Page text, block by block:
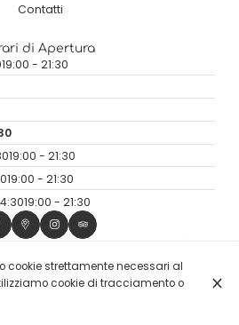
Contatti
di Apertura
19:00 - 21:30
19:00 - 21:30
19:00 - 21:30
19:00 - 21:30
Garassino 2026
cookie strettamente necessari al
cookie di tracciamento o